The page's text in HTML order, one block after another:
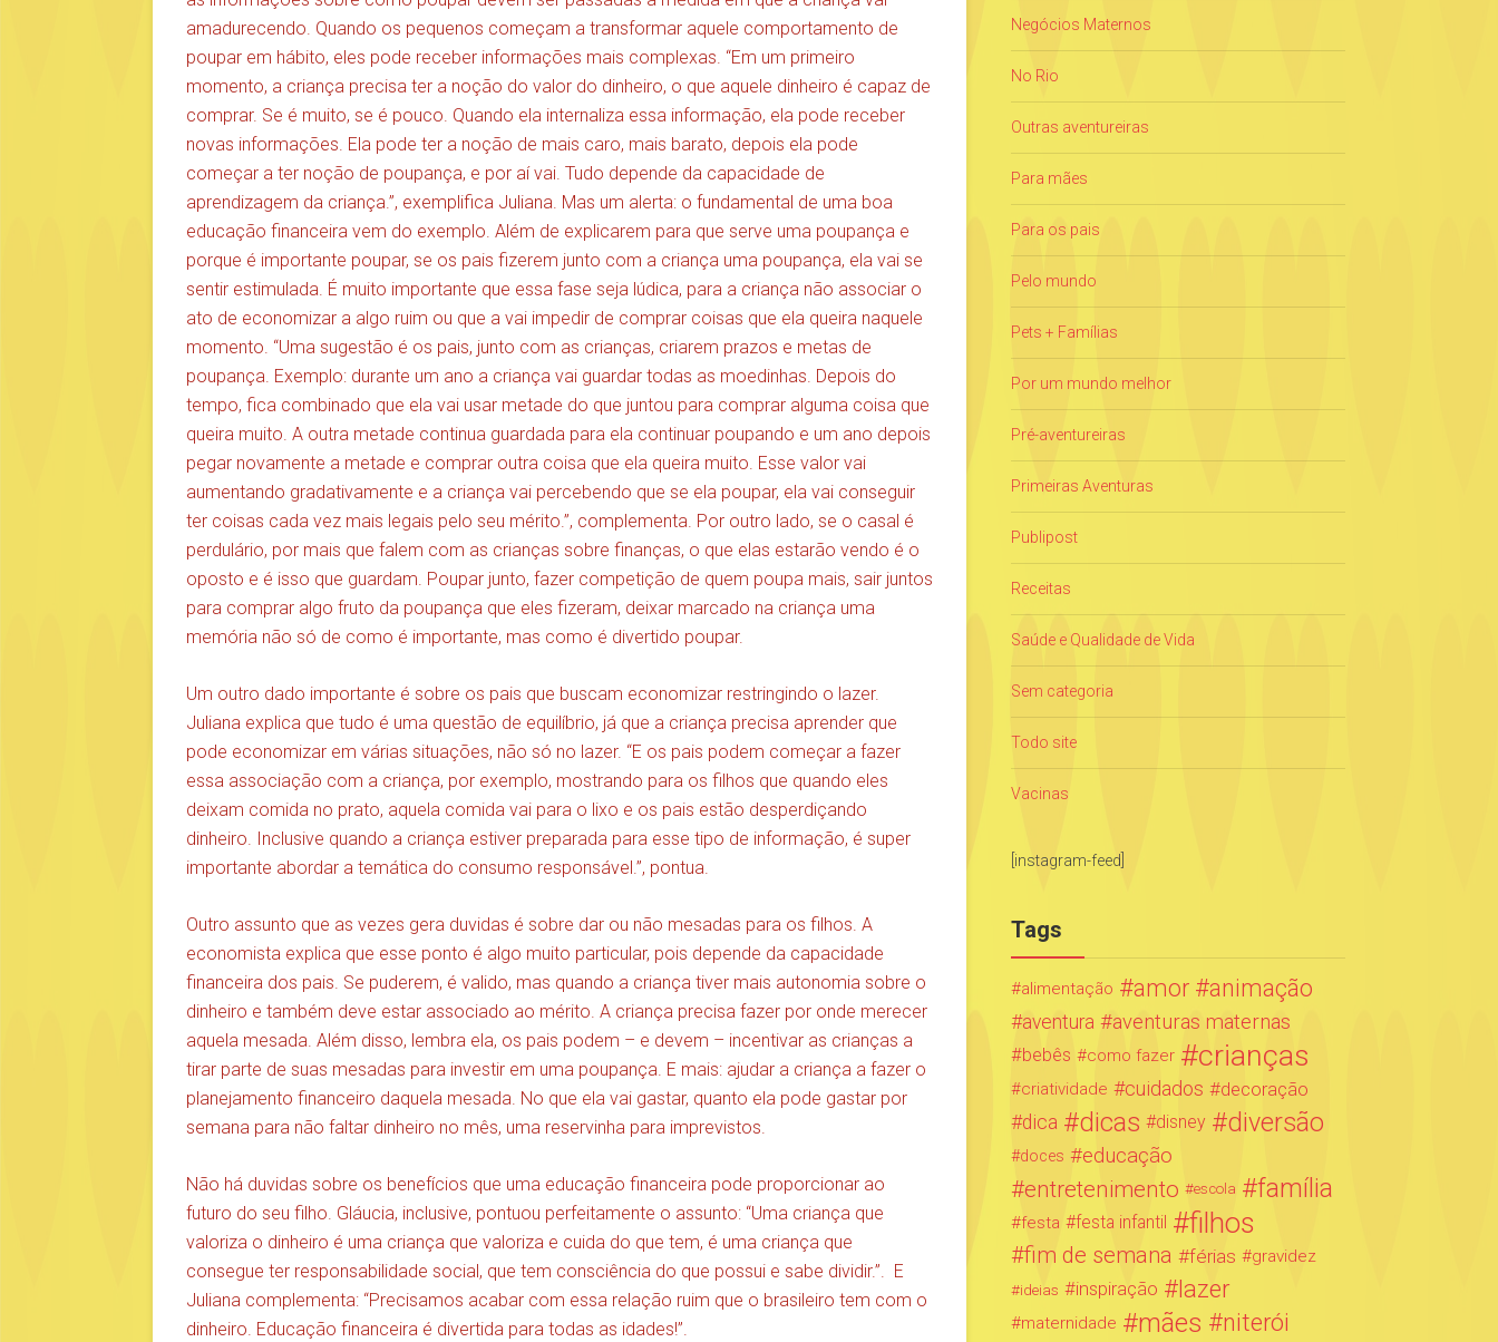
amadurecendo. Quando os pequenos começam a transformar aquele comportamento de
poupar em hábito, eles pode receber informações mais complexas. “Em um primeiro
momento, a criança precisa ter a noção do valor do dinheiro, o que aquele dinheiro é capaz de
comprar. Se é muito, se é pouco. Quando ela internaliza essa informação, ela pode receber
novas informações. Ela pode ter a noção de mais caro, mais barato, depois ela pode
começar a ter noção de poupança, e por aí vai. Tudo depende da capacidade de
aprendizagem da criança.”, exemplifica Juliana. Mas um alerta: o fundamental de uma boa
educação financeira vem do exemplo. Além de explicarem para que serve uma poupança e
porque é importante poupar, se os pais fizerem junto com a criança uma poupança, ela vai se
sentir estimulada. É muito importante que essa fase seja lúdica, para a criança não associar o
ato de economizar a algo ruim ou que a vai impedir de comprar coisas que ela queira naquele
momento. “Uma sugestão é os pais, junto com as crianças, criarem prazos e metas de
poupança. Exemplo: durante um ano a criança vai guardar todas as moedinhas. Depois do
tempo, fica combinado que ela vai usar metade do que juntou para comprar alguma coisa que
queira muito. A outra metade continua guardada para ela continuar poupando e um ano depois
pegar novamente a metade e comprar outra coisa que ela queira muito. Esse valor vai
aumentando gradativamente e a criança vai percebendo que se ela poupar, ela vai conseguir
ter coisas cada vez mais legais pelo seu mérito.”, complementa. Por outro lado, se o casal é
perdulário, por mais que falem com as crianças sobre finanças, o que elas estarão vendo é o
oposto e é isso que guardam. Poupar junto, fazer competição de quem poupa mais, sair juntos
para comprar algo fruto da poupança que eles fizeram, deixar marcado na criança uma
memória não só de como é importante, mas como é divertido poupar.
Um outro dado importante é sobre os pais que buscam economizar restringindo o lazer.
Juliana explica que tudo é uma questão de equilíbrio, já que a criança precisa aprender que
pode economizar em várias situações, não só no lazer. “E os pais podem começar a fazer
essa associação com a criança, por exemplo, mostrando para os filhos que quando eles
deixam comida no prato, aquela comida vai para o lixo e os pais estão desperdiçando
dinheiro. Inclusive quando a criança estiver preparada para esse tipo de informação, é super
importante abordar a temática do consumo responsável.”, pontua.
Outro assunto que as vezes gera duvidas é sobre dar ou não mesadas para os filhos. A
economista explica que esse ponto é algo muito particular, pois depende da capacidade
financeira dos pais. Se puderem, é valido, mas quando a criança tiver mais autonomia sobre o
dinheiro e também deve estar associado ao mérito. A criança precisa fazer por onde merecer
aquela mesada. Além disso, lembra ela, os pais podem – e devem – incentivar as crianças a
tirar parte de suas mesadas para investir em uma poupança. E mais: ajudar a criança a fazer o
planejamento financeiro daquela mesada. No que ela vai gastar, quanto ela pode gastar por
semana para não faltar dinheiro no mês, uma reservinha para imprevistos.
Não há duvidas sobre os benefícios que uma educação financeira pode proporcionar ao
futuro do seu filho. Gláucia, inclusive, pontuou perfeitamente o assunto: “Uma criança que
valoriza o dinheiro é uma criança que valoriza e cuida do que tem, é uma criança que
consegue ter responsabilidade social, que tem consciência do que possui e sabe dividir.”. E
Juliana complementa: “Precisamos acabar com essa relação ruim que o brasileiro tem com o
dinheiro. Educação financeira é divertida para todas as idades!”.
Negócios Maternos
No Rio
Outras aventureiras
Para mães
Para os pais
Pelo mundo
Pets + Famílias
Por um mundo melhor
Pré-aventureiras
Primeiras Aventuras
Publipost
Receitas
Saúde e Qualidade de Vida
Sem categoria
Todo site
Vacinas
[instagram-feed]
Tags
alimentação amor animação
aventura aventuras maternas
bebês como fazer crianças
criatividade cuidados
decoração
dica
dicas disney diversão
doces educação
entretenimento escola família
festa festa infantil filhos
fim de semana férias gravidez
ideias inspiração lazer
maternidade mães niterói